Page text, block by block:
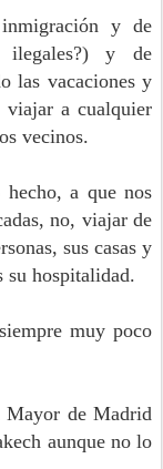
y de
ilegales?) y de
las vacaciones y
viajar a cualquier
vecinos.
a que nos
no, viajar de
sus casas y
su hospitalidad.
muy poco
Mayor de Madrid
aunque no lo